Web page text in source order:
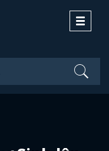
Toggle